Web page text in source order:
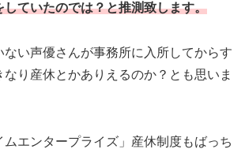
していたのでは？と推測致します。
ない声優さんが事務所に入所してからす
なり産休とかありえるのか？とも思いま
ムエンタープライズ」産休制度もばっち